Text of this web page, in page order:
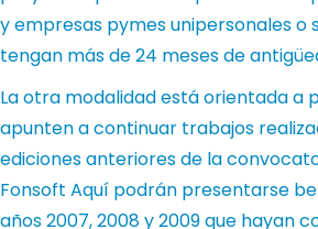
y empresas pymes unipersonales o
tengan más de 24 meses de
La otra modalidad está orientada a
apunten a continuar trabajos
ediciones anteriores de la
Fonsoft Aquí podrán presentarse
años 2007, 2008 y 2009 que hayan